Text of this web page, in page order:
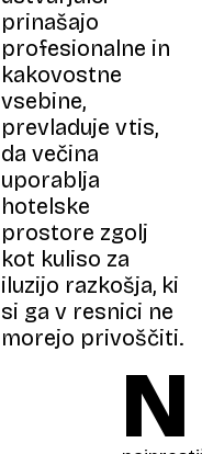
prinašajo
profesionalne in
kakovostne
vsebine,
prevladuje vtis,
da večina
uporablja
hotelske
prostore zgolj
kot kuliso za
iluzijo razkošja, ki
si ga v resnici ne
morejo privoščiti.
N